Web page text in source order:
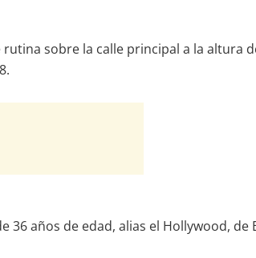
sobre la calle principal a la altura
años de edad, alias el Hollywood, de